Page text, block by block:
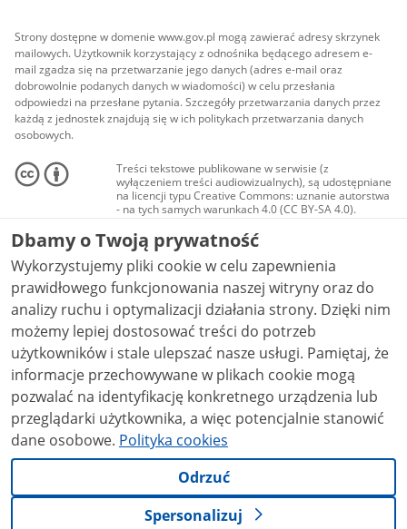
Strony dostępne w domenie www.gov.pl mogą zawierać adresy skrzynek
mailowych. Użytkownik korzystający z odnośnika będącego adresem e-
mail zgadza się na przetwarzanie jego danych (adres e-mail oraz
dobrowolnie podanych danych w wiadomości) w celu przesłania
odpowiedzi na przesłane pytania. Szczegóły przetwarzania danych przez
każdą z jednostek znajdują się w ich politykach przetwarzania danych
osobowych.
Treści tekstowe publikowane w serwisie (z
wyłączeniem treści audiowizualnych), są udostępniane
na licencji typu Creative Commons: uznanie autorstwa
- na tych samych warunkach 4.0 (CC BY-SA 4.0).
Materiały audiowizualne, w tym zdjęcia, materiały
audio i wideo, są udostępniane na licencji typu
Creative Commons: uznanie autorstwa użycie
niekomercyjne - bez utworów zależnych 4.0 (CC BY-
NC-ND 4.0), o ile nie jest to stwierdzone inaczej.
Dbamy o Twoją prywatność
Wykorzystujemy pliki cookie w celu zapewnienia
prawidłowego funkcjonowania naszej witryny oraz do
analizy ruchu i optymalizacji działania strony. Dzięki nim
możemy lepiej dostosować treści do potrzeb
użytkowników i stale ulepszać nasze usługi. Pamiętaj, że
informacje przechowywane w plikach cookie mogą
pozwalać na identyfikację konkretnego urządzenia lub
przeglądarki użytkownika, a więc potencjalnie stanowić
dane osobowe. Polityka cookies
Odrzuć
Spersonalizuj